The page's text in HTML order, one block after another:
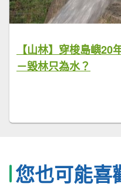
【山林】穿梭島嶼20
－毀林只為水？
您也可能喜